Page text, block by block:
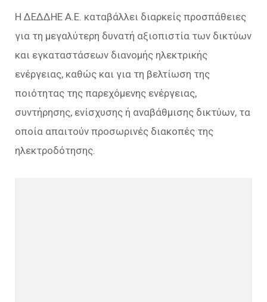
H ΔΕΔΔΗΕ Α.Ε. καταβάλλει διαρκείς προσπάθειες
για τη μεγαλύτερη δυνατή αξιοπιστία των δικτύων
και εγκαταστάσεων διανομής ηλεκτρικής
ενέργειας, καθώς και για τη βελτίωση της
ποιότητας της παρεχόμενης ενέργειας,
συντήρησης, ενίσχυσης ή αναβάθμισης δικτύων, τα
οποία απαιτούν προσωρινές διακοπές της
ηλεκτροδότησης.